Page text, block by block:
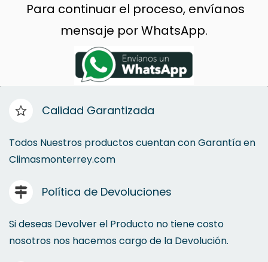
Para continuar el proceso, envíanos
mensaje por WhatsApp.
Calidad Garantizada
Todos Nuestros productos cuentan con Garantía en
Climasmonterrey.com
Política de Devoluciones
Si deseas Devolver el Producto no tiene costo
nosotros nos hacemos cargo de la Devolución.